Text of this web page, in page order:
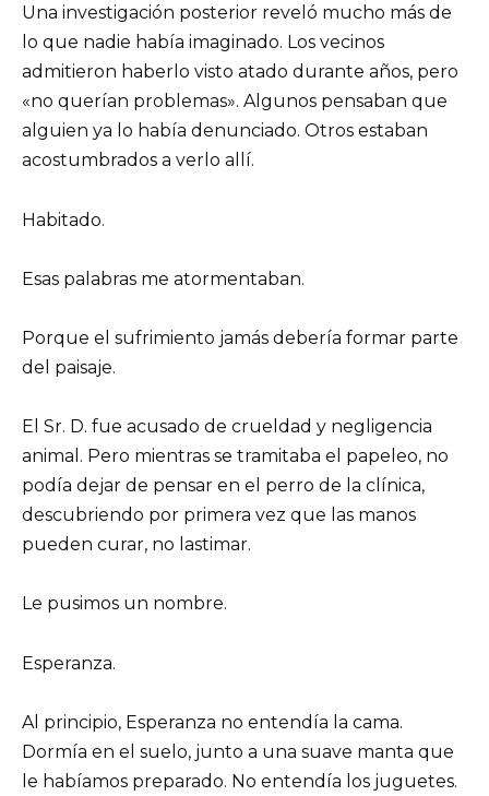
Una investigación posterior reveló mucho más de
lo que nadie había imaginado. Los vecinos
admitieron haberlo visto atado durante años, pero
«no querían problemas». Algunos pensaban que
alguien ya lo había denunciado. Otros estaban
acostumbrados a verlo allí.
Habitado.
Esas palabras me atormentaban.
Porque el sufrimiento jamás debería formar parte
del paisaje.
El Sr. D. fue acusado de crueldad y negligencia
animal. Pero mientras se tramitaba el papeleo, no
podía dejar de pensar en el perro de la clínica,
descubriendo por primera vez que las manos
pueden curar, no lastimar.
Le pusimos un nombre.
Esperanza.
Al principio, Esperanza no entendía la cama.
Dormía en el suelo, junto a una suave manta que
le habíamos preparado. No entendía los juguetes.